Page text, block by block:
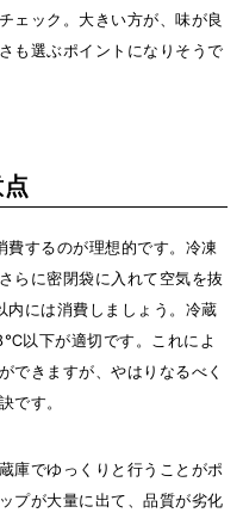
ェック。大きい方が、味が良
も選ぶポイントになりそうで
するのが理想的です。冷凍
らに密閉袋に入れて空気を抜
内には消費しましょう。冷蔵
以下が適切です。これによ
できますが、やはりなるべく
です。
庫でゆっくりと行うことがポ
プが大量に出て、品質が劣化